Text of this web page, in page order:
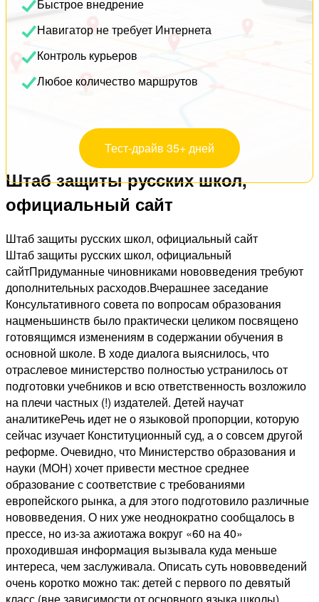
Быстрое внедрение
Навигатор не требует Интернета
Контроль курьеров
Любое количество маршрутов
Тест-драйв 35+ дней
Штаб защиты русских школ,
официальный сайт
Штаб защиты русских школ, официальный сайт
Штаб защиты русских школ, официальный
сайтПридуманные чиновниками нововведения требуют
дополнительных расходов.Вчерашнее заседание
Консультативного совета по вопросам образования
нацменьшинств было практически целиком посвящено
готовящимся изменениям в содержании обучения в
основной школе. В ходе диалога выяснилось, что
отраслевое министерство полностью устранилось от
подготовки учебников и всю ответственность возложило
на плечи частных (!) издателей. Детей научат
аналитикеРечь идет не о языковой пропорции, которую
сейчас изучает Конституционный суд, а о совсем другой
реформе. Очевидно, что Министерство образования и
науки (МОН) хочет привести местное среднее
образование с соответствие с требованиями
европейского рынка, а для этого подготовило различные
нововведения. О них уже неоднократно сообщалось в
прессе, но из-за ажиотажа вокруг «60 на 40»
проходившая информация вызывала куда меньше
интереса, чем заслуживала. Описать суть нововведений
очень коротко можно так: детей с первого по девятый
класс (вне зависимости от основного языка школы)